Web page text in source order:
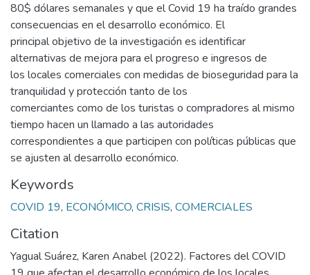
80$ dólares semanales y que el Covid 19 ha traído grandes
consecuencias en el desarrollo económico. El
principal objetivo de la investigación es identificar
alternativas de mejora para el progreso e ingresos de
los locales comerciales con medidas de bioseguridad para la
tranquilidad y protección tanto de los
comerciantes como de los turistas o compradores al mismo
tiempo hacen un llamado a las autoridades
correspondientes a que participen con políticas públicas que
se ajusten al desarrollo económico.
Keywords
COVID 19, ECONÓMICO, CRISIS, COMERCIALES
Citation
Yagual Suárez, Karen Anabel (2022). Factores del COVID